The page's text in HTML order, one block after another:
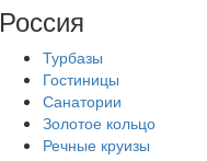
Россия
Турбазы
Гостиницы
Санатории
Золотое кольцо
Речные круизы